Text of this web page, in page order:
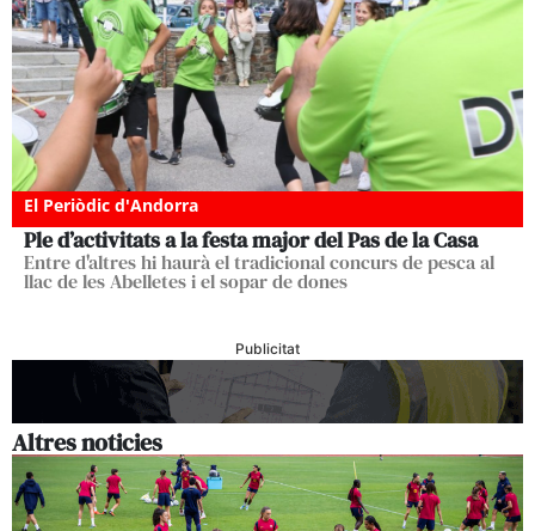
El Periòdic d'Andorra
Ple d’activitats a la festa major del Pas de la Casa
Entre d'altres hi haurà el tradicional concurs de pesca al
llac de les Abelletes i el sopar de dones
Publicitat
Altres noticies